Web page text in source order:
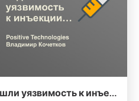
Итак, в вашем коде нашли уязвимость к инъекции...